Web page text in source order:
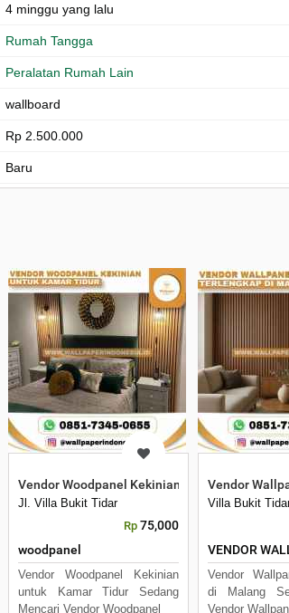
4 minggu yang lalu
Rumah Tangga
Peralatan Rumah Lain
wallboard
Rp 2.500.000
Baru
Dikota Malang
Vendor Woodpanel Kekinian untuk Kamar Tidur
Jl. Villa Bukit Tidar
Rp 75,000
woodpanel
Vendor Woodpanel Kekinian
untuk Kamar Tidur Sedang
Mencari Vendor Woodpanel
Vendor
Villa Bukit
VENDOR
Vendor
di Malang
Vendor